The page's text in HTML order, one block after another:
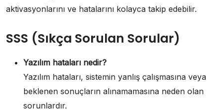
aktivasyonlarını ve hatalarını kolayca takip edebilir.
SSS (Sıkça Sorulan Sorular)
Yazılım hataları nedir?
Yazılım hataları, sistemin yanlış çalışmasına veya
beklenen sonuçların alınamamasına neden olan
sorunlardır.